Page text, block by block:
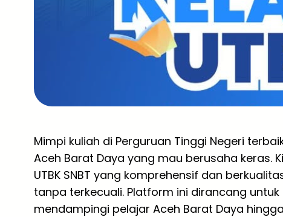
Mimpi kuliah di Perguruan Tinggi Negeri
Aceh Barat Daya yang mau berusaha keras.
UTBK SNBT yang komprehensif dan
tanpa terkecuali. Platform ini dirancang
mendampingi pelajar Aceh Barat Daya